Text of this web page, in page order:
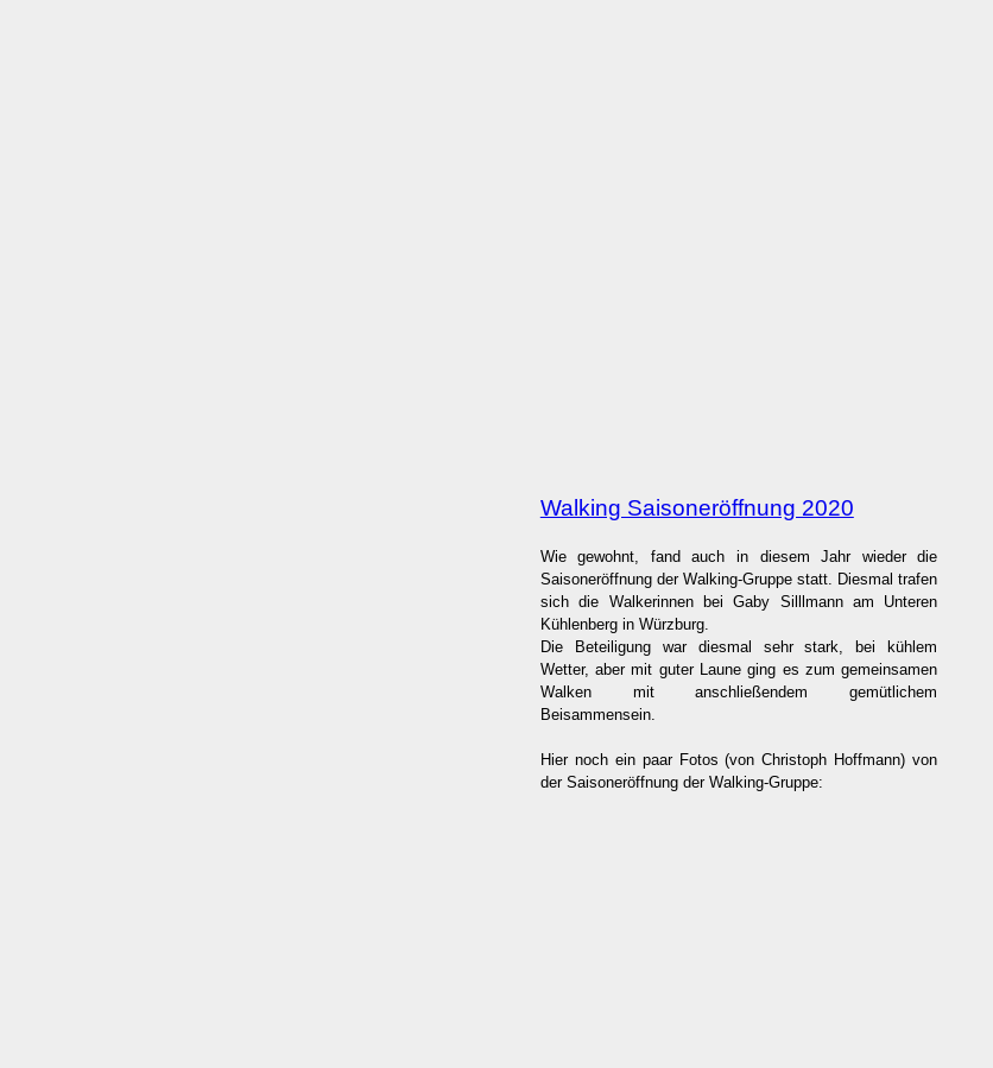
Walking Saisoneröffnung 2020
Wie gewohnt, fand auch in diesem Jahr wieder die
Saisoneröffnung der Walking-Gruppe statt. Diesmal trafen
sich die Walkerinnen bei Gaby Silllmann am Unteren
Kühlenberg in Würzburg.
Die Beteiligung war diesmal sehr stark, bei kühlem
Wetter, aber mit guter Laune ging es zum gemeinsamen
Walken mit anschließendem gemütlichem
Beisammensein.
Hier noch ein paar Fotos (von Christoph Hoffmann) von
der Saisoneröffnung der Walking-Gruppe: